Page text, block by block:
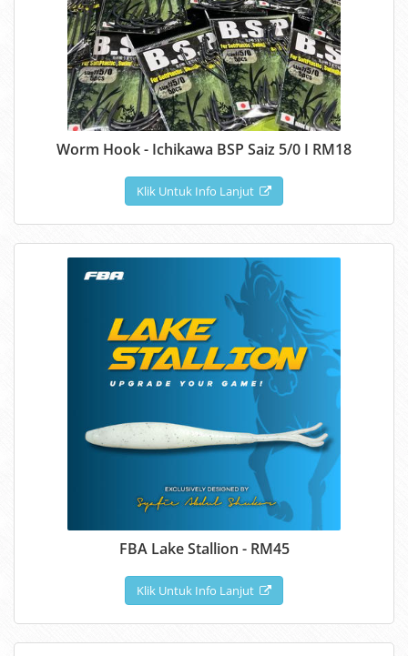
Worm Hook - Ichikawa BSP Saiz 5/0 I RM18
Klik Untuk Info Lanjut
FBA Lake Stallion - RM45
Klik Untuk Info Lanjut